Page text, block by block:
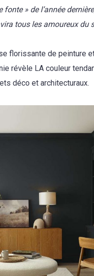
» de l’année
tous les amoureux du
florissante de peinture
révèle LA couleur
déco et architecturaux.